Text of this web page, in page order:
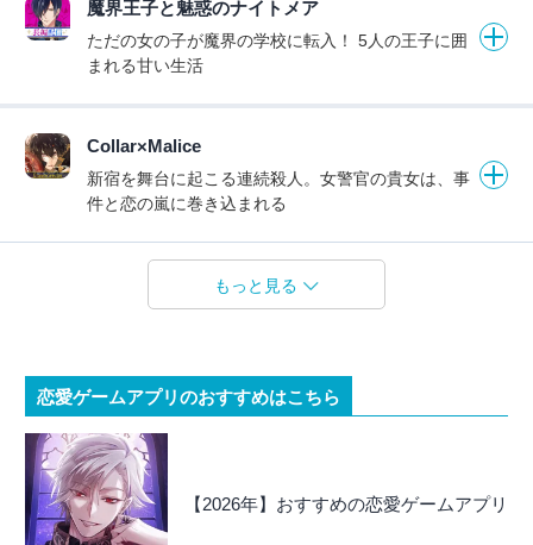
魔界王子と魅惑のナイトメア
ただの女の子が魔界の学校に転入！ 5人の王子に囲
まれる甘い生活
Collar×Malice
新宿を舞台に起こる連続殺人。女警官の貴女は、事
件と恋の嵐に巻き込まれる
もっと見る
恋愛ゲームアプリのおすすめはこちら
【2026年】おすすめの恋愛ゲームアプリ